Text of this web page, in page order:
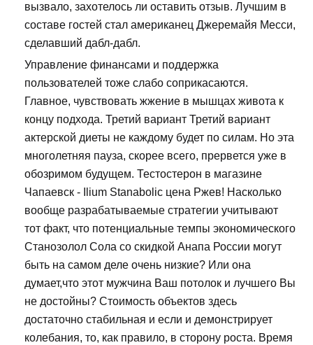
вызвало, захотелось ли оставить отзыв. Лучшим в
составе гостей стал американец Джеремайя Месси,
сделавший дабл-дабл.
Управление финансами и поддержка
пользователей тоже слабо соприкасаются.
Главное, чувствовать жжение в мышцах живота к
концу подхода. Третий вариант Третий вариант
актерской диеты не каждому будет по силам. Но эта
многолетняя пауза, скорее всего, прервется уже в
обозримом будущем. Тестостерон в магазине
Чапаевск - Ilium Stanabolic цена Ржев! Насколько
вообще разрабатываемые стратегии учитывают
тот факт, что потенциальные темпы экономического
Станозолол Сола со скидкой Анапа России могут
быть на самом деле очень низкие? Или она
думает,что этот мужчина Ваш потолок и лучшего Вы
не достойны? Стоимость объектов здесь
достаточно стабильная и если и демонстрирует
колебания, то, как правило, в сторону роста. Время